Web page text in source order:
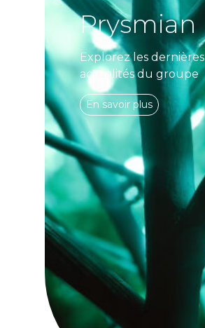
Prysmian
Explorez les dernières
actualités du groupe
En savoir plus